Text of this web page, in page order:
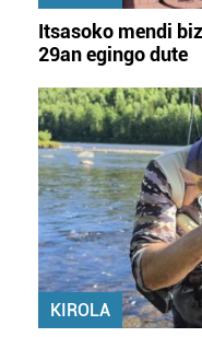
Itsasoko mendi
29an egingo dute
KIROLA